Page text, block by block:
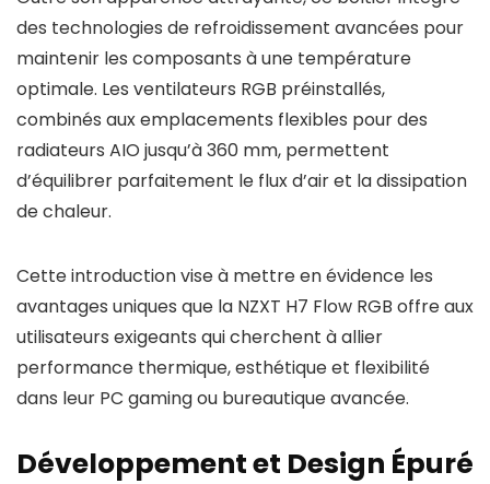
des technologies de refroidissement avancées pour
maintenir les composants à une température
optimale. Les ventilateurs RGB préinstallés,
combinés aux emplacements flexibles pour des
radiateurs AIO jusqu’à 360 mm, permettent
d’équilibrer parfaitement le flux d’air et la dissipation
de chaleur.
Cette introduction vise à mettre en évidence les
avantages uniques que la NZXT H7 Flow RGB offre aux
utilisateurs exigeants qui cherchent à allier
performance thermique, esthétique et flexibilité
dans leur PC gaming ou bureautique avancée.
Développement et Design Épuré